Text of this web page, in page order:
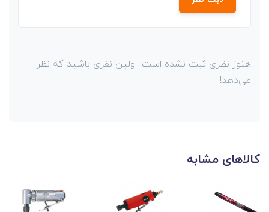
هنوز نظری ثبت نشده است. اولین نفری باشید که نظر
می‌دهد!
کالاهای مشابه